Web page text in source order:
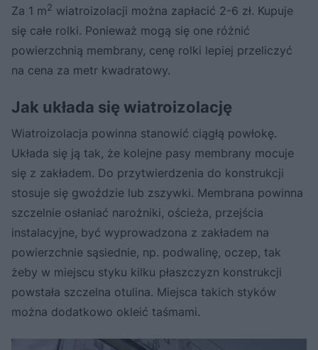
Za 1 m2 wiatroizolacji można zapłacić 2-6 zł. Kupuje
się całe rolki. Ponieważ mogą się one różnić
powierzchnią membrany, cenę rolki lepiej przeliczyć
na cena za metr kwadratowy.
Jak układa się wiatroizolację
Wiatroizolacja powinna stanowić ciągłą powłokę.
Układa się ją tak, że kolejne pasy membrany mocuje
się z zakładem. Do przytwierdzenia do konstrukcji
stosuje się gwoździe lub zszywki. Membrana powinna
szczelnie osłaniać narożniki, ościeża, przejścia
instalacyjne, być wyprowadzona z zakładem na
powierzchnie sąsiednie, np. podwalinę, oczep, tak
żeby w miejscu styku kilku płaszczyzn konstrukcji
powstała szczelna otulina. Miejsca takich styków
można dodatkowo okleić taśmami.